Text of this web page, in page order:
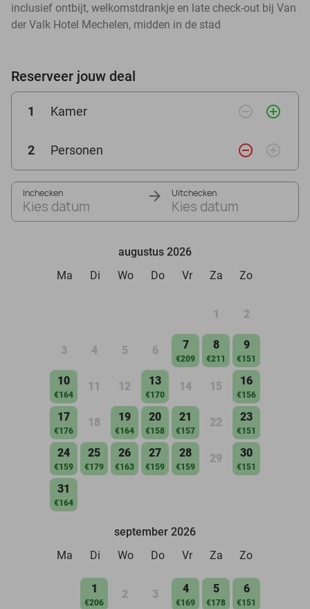
inclusief ontbijt, welkomstdrankje en late check-out bij Van
der Valk Hotel Mechelen, midden in de stad
Reserveer jouw deal
1 Kamer remove_circle_outline add_circle_outline
2 Personen remove_circle_outline add_circle_outline
Inchecken
Kies datum
Uitchecken
Kies datum
augustus 2026
Ma
Di Wo Do Vr Za Zo
1 2
3 4 5 6 7
€209
8
€211
9
€151
10
€164
11 12 13
€170
14 15 16
€156
17
€176
18 19
€164
20
€158
21
€157
22 23
€151
24
€159
25
€179
26
€163
27
€159
28
€159
29 30
€151
31
€164
september 2026
Ma
Di Wo Do Vr Za Zo
1
€206
2 3 4
€169
5
€178
6
€151